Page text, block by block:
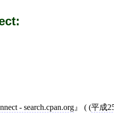
- search.cpan.org ( (平成